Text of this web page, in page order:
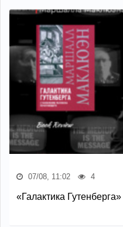
07/08, 11:02 4
«Галактика